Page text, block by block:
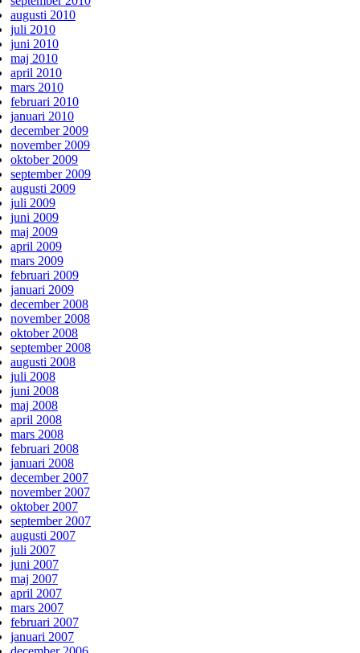
augusti 2010
juli 2010
juni 2010
maj 2010
april 2010
mars 2010
februari 2010
januari 2010
december 2009
november 2009
oktober 2009
september 2009
augusti 2009
juli 2009
juni 2009
maj 2009
april 2009
mars 2009
februari 2009
januari 2009
december 2008
november 2008
oktober 2008
september 2008
augusti 2008
juli 2008
juni 2008
maj 2008
april 2008
mars 2008
februari 2008
januari 2008
december 2007
november 2007
oktober 2007
september 2007
augusti 2007
juli 2007
juni 2007
maj 2007
april 2007
mars 2007
februari 2007
januari 2007